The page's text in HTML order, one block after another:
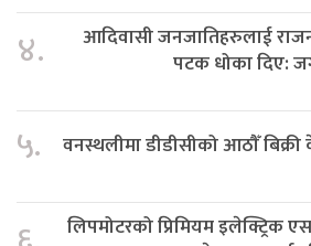
४.
आदिवासी जनजातिहरुलाई
पटक धोका दिए:
५. वनस्थलीमा डीडीसीको आठौँ बिक्री
लिपमोटरको प्रिमियम इलेक्ट्रिक